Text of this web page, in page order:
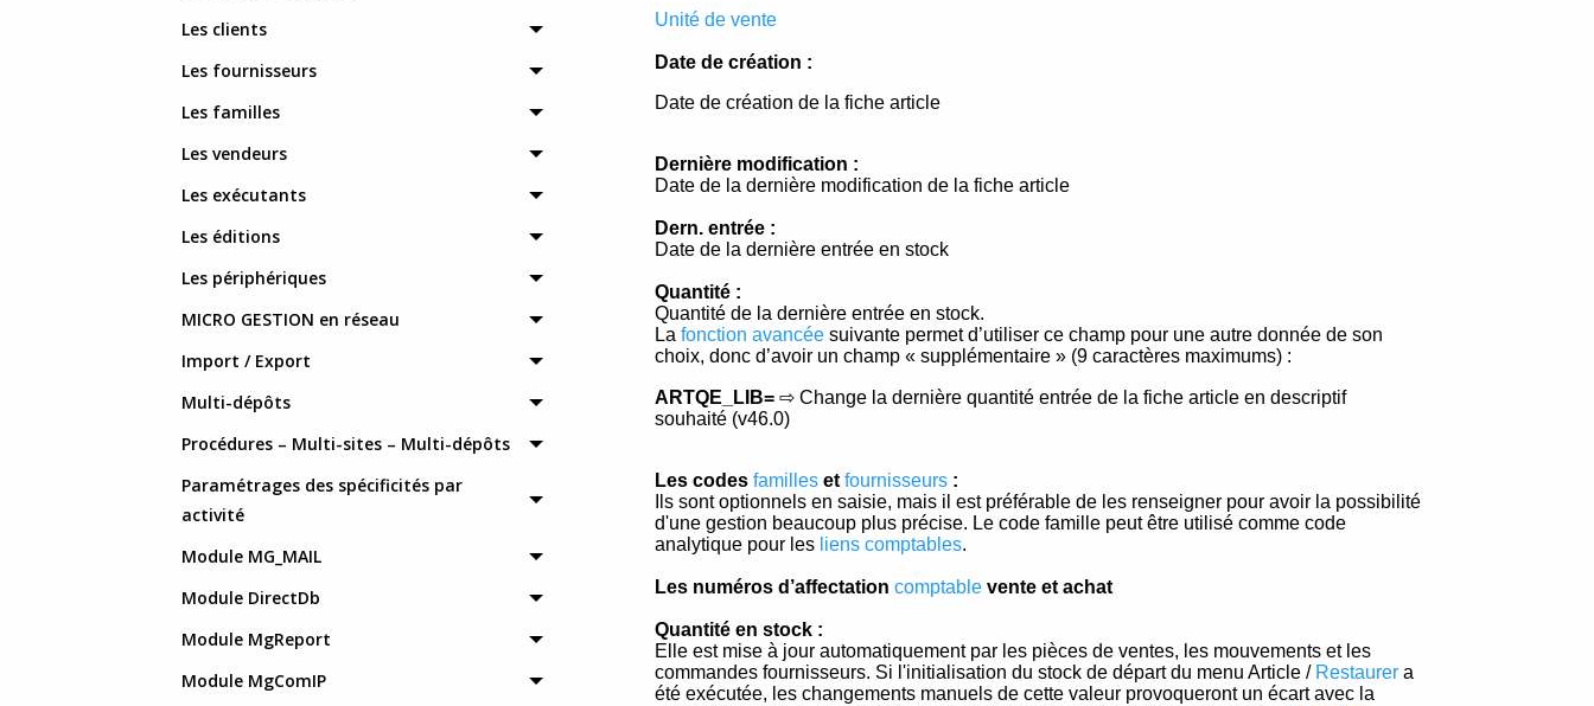
Les clients
Les fournisseurs
Les familles
Les vendeurs
Les exécutants
Les éditions
Les périphériques
MICRO GESTION en réseau
Import / Export
Multi-dépôts
Procédures – Multi-sites – Multi-dépôts
Paramétrages des spécificités par
activité
Module MG_MAIL
Module DirectDb
Module MgReport
Module MgComIP